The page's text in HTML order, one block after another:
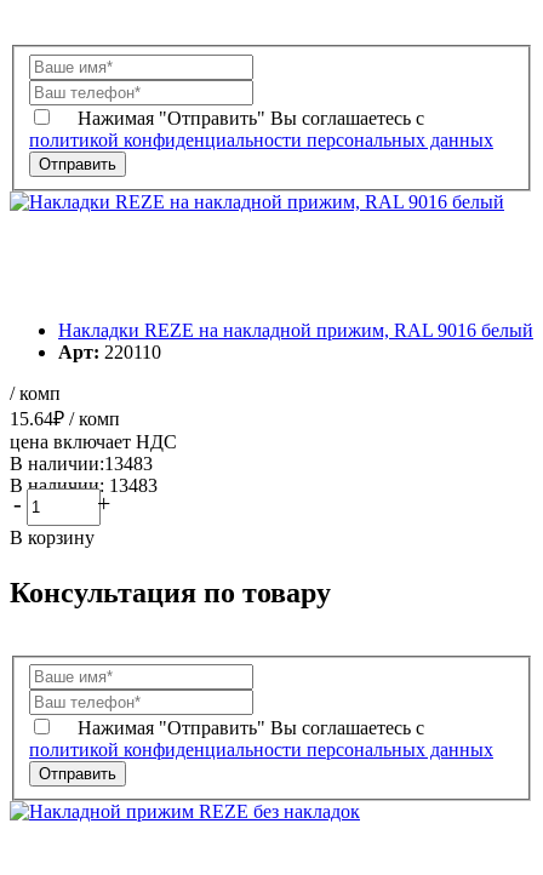
Нажимая "Отправить" Вы соглашаетесь с
политикой конфиденциальности персональных данных
Накладки REZE на накладной прижим, RAL 9016 белый
Арт: 220110
/ комп
15.64₽ / комп
цена включает НДС
В наличии:13483
В наличии: 13483
- +
В корзину
Консультация по товару
Нажимая "Отправить" Вы соглашаетесь с
политикой конфиденциальности персональных данных